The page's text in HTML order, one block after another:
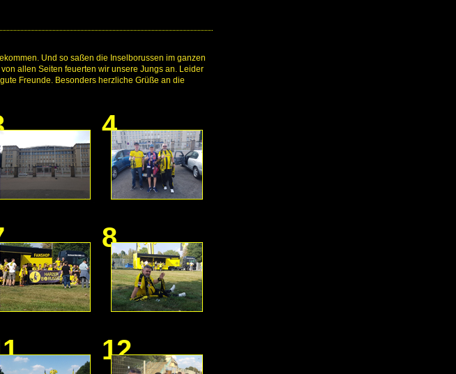
Und so saßen die Inselborussen im ganzen
allen Seiten feuerten wir unsere Jungs an. Leider
Freunde. Besonders herzliche Grüße an die
4
8
12